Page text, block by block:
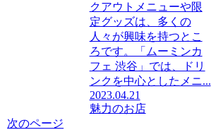
クアウトメニューや限
定グッズは、多くの
人々が興味を持つとこ
ろです。「ムーミンカ
フェ 渋谷」では、ドリ
ンクを中心としたメニ...
2023.04.21
魅力のお店
次のページ